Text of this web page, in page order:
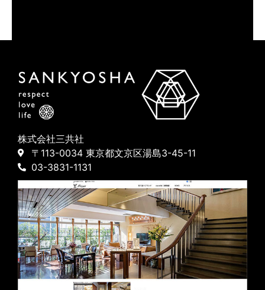
株式会社三共社
〒113-0034 東京都文京区湯島3-45-11
03-3831-1131